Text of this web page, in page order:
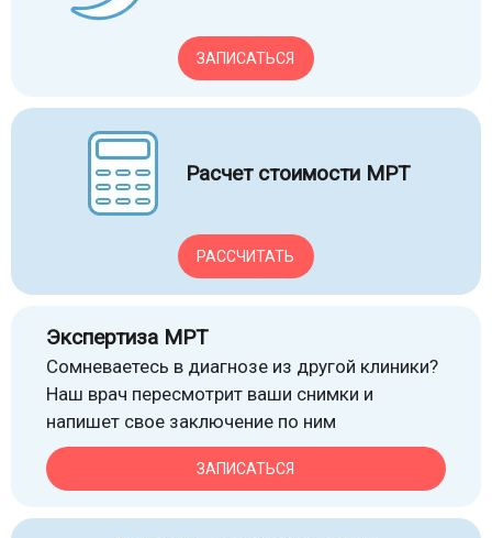
ЗАПИСАТЬСЯ
Расчет стоимости МРТ
РАССЧИТАТЬ
Экспертиза МРТ
Сомневаетесь в диагнозе из другой клиники?
Наш врач пересмотрит ваши снимки и
напишет свое заключение по ним
ЗАПИСАТЬСЯ